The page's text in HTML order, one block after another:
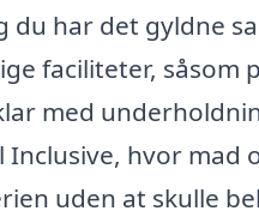
du har det gyldne
faciliteter, såsom
med
Inclusive, hvor
uden at skulle